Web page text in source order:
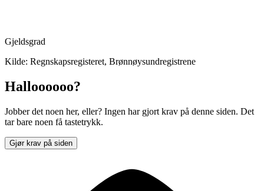
Gjeldsgrad
Kilde: Regnskapsregisteret, Brønnøysundregistrene
Halloooooo?
Jobber det noen her, eller? Ingen har gjort krav på denne siden. Det
tar bare noen få tastetrykk.
Gjør krav på siden